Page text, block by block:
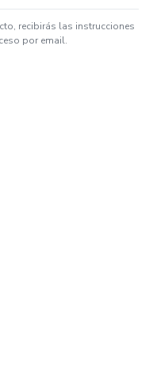
recibirás las instrucciones
por email.